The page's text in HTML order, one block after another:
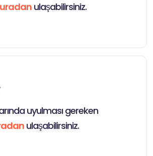
ulaşabilirsiniz.
uyulması gereken
ulaşabilirsiniz.